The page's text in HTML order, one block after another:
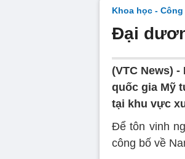
Khoa học -
Đại
(VTC News) -
quốc gia Mỹ
tại khu vực
Để tôn vinh
công bố về